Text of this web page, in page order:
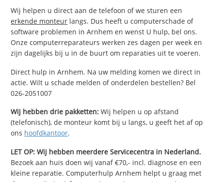
Wij helpen u direct aan de telefoon of we sturen een
erkende monteur langs. Dus heeft u computerschade of
software problemen in Arnhem en wenst U hulp, bel ons.
Onze computerreparateurs werken zes dagen per week en
zijn dagelijks bij u in de buurt om reparaties uit te voeren.
Direct hulp in Arnhem. Na uw melding komen we direct in
actie. Wilt u schade melden of onderdelen bestellen? Bel
026-2051007
Wij hebben drie pakketten: Wij helpen u op afstand
(telefonisch), de monteur komt bij u langs, u geeft het af op
ons hoofdkantoor.
LET OP: Wij hebben meerdere Servicecentra in Nederland.
Bezoek aan huis doen wij vanaf €70,- incl. diagnose en een
kleine reparatie. Computerhulp Arnhem helpt u graag met